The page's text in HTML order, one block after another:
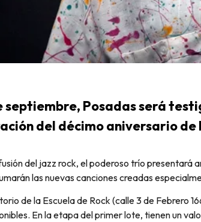
Posadas será
del décimo aniversario de
las nuevas canciones creadas
de la Escuela de Rock (calle 3 de Febrero
En la etapa del primer lote, tienen un